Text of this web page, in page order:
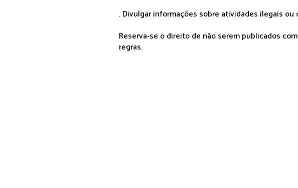
. Divulgar informações sobre atividades ilegais
Reserva-se o direito de não serem publicados
regras.